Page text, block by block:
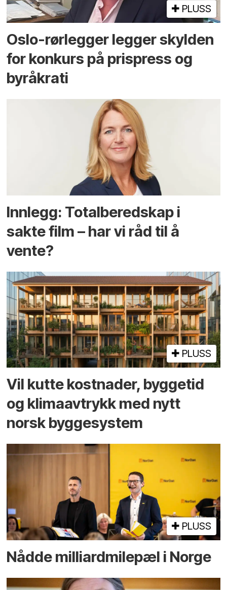
PLUSS
Oslo-rørlegger legger skylden
for konkurs på prispress og
byråkrati
Innlegg: Totalberedskap i
sakte film – har vi råd til å
vente?
PLUSS
Vil kutte kostnader, byggetid
og klima­avtrykk med nytt
norsk bygge­system
PLUSS
Nådde milliard­­milepæl i Norge